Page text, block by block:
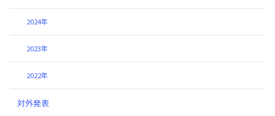
2024年
2023年
2022年
対外発表